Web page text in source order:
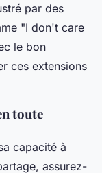
par des
"I don't care
le bon
ces extensions
toute
capacité à
assurez-